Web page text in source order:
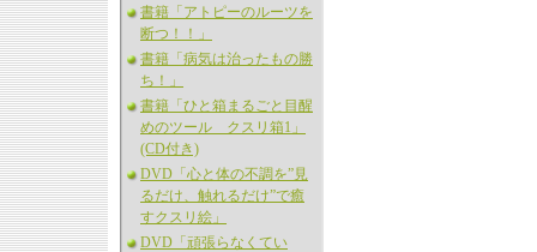
書籍「アトピーのルーツを
断つ！！」
書籍「病気は治ったもの勝
ち！」
書籍「ひと箱まるごと目醒
めのツール クスリ箱1」
(CD付き)
DVD「心と体の不調を”見
るだけ、触れるだけ”で癒
すクスリ絵」
DVD「頑張らなくてい